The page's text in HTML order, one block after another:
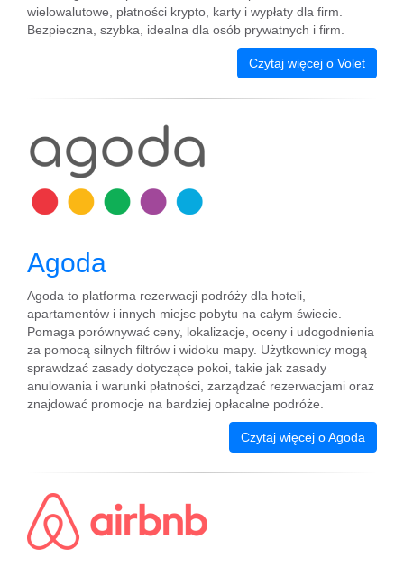
wielowalutowe, płatności krypto, karty i wypłaty dla firm.
Bezpieczna, szybka, idealna dla osób prywatnych i firm.
Czytaj więcej o Volet
Agoda
Agoda to platforma rezerwacji podróży dla hoteli,
apartamentów i innych miejsc pobytu na całym świecie.
Pomaga porównywać ceny, lokalizacje, oceny i udogodnienia
za pomocą silnych filtrów i widoku mapy. Użytkownicy mogą
sprawdzać zasady dotyczące pokoi, takie jak zasady
anulowania i warunki płatności, zarządzać rezerwacjami oraz
znajdować promocje na bardziej opłacalne podróże.
Czytaj więcej o Agoda